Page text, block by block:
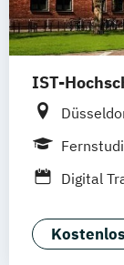
IST-
Weil am
Digital